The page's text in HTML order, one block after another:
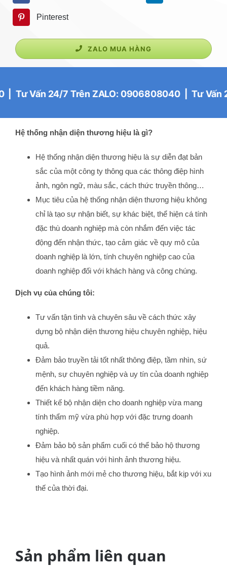
nhận
diện
thương
số
Pinterest
ZALO MUA HÀNG
24/7 Trên ZALO: 0906808040 | Tư Vấn 24/7
Hệ thống nhận diện thương hiệu là gì?
Hệ thống nhận diện thương hiệu là sự diễn đạt bản
sắc của một công ty thông qua các thông điệp hình
ảnh, ngôn ngữ, màu sắc, cách thức truyền thông…
Mục tiêu của hệ thống nhận diện thương hiệu không
chỉ là tạo sự nhận biết, sự khác biệt, thể hiện cá tính
đặc thù doanh nghiệp mà còn nhắm đến việc tác
động đến nhận thức, tạo cảm giác về quy mô của
doanh nghiệp là lớn, tính chuyên nghiệp cao của
doanh nghiệp đối với khách hàng và công chúng.
Dịch vụ của chúng tôi:
Tư vấn tận tình và chuyên sâu về cách thức xây
dựng bộ nhận diện thương hiệu chuyên nghiệp, hiệu
quả.
Đảm bảo truyền tải tốt nhất thông điệp, tầm nhìn, sứ
mệnh, sự chuyên nghiệp và uy tín của doanh nghiệp
đến khách hàng tiềm năng.
Thiết kế bộ nhận diện cho doanh nghiệp vừa mang
tính thẩm mỹ vừa phù hợp với đặc trưng doanh
nghiệp.
Đảm bảo bộ sản phẩm cuối có thể bảo hộ thương
hiệu và nhất quán với hình ảnh thương hiệu.
Tạo hình ảnh mới mẻ cho thương hiệu, bắt kịp với xu
thế của thời đại.
Sản phẩm liên quan